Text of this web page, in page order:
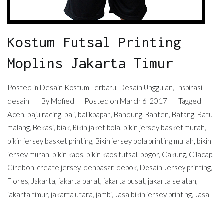
Kostum Futsal Printing
Moplins Jakarta Timur
Posted in Desain Kostum Terbaru, Desain Unggulan, Inspirasi
desain
By Mofied Posted on March 6, 2017
Tagged
Aceh, baju racing, bali, balikpapan, Bandung, Banten, Batang, Batu
malang, Bekasi, biak, Bikin jaket bola, bikin jersey basket murah,
bikin jersey basket printing, Bikin jersey bola printing murah, bikin
jersey murah, bikin kaos, bikin kaos futsal, bogor, Cakung, Cilacap,
Cirebon, create jersey, denpasar, depok, Desain Jersey printing,
Flores, Jakarta, jakarta barat, jakarta pusat, jakarta selatan,
jakarta timur, jakarta utara, jambi, Jasa bikin jersey printing, Jasa